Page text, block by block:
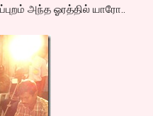
அந்த ஓரத்தில் யாரோ..